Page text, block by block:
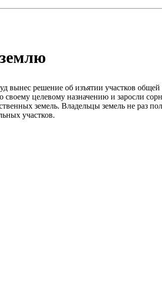
вынес решение об изъятии участков
своему целевому назначению и заросли
земель. Владельцы земель не
участков.